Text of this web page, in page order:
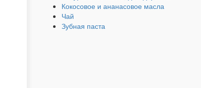
Кокосовое и ананасовое масла
Чай
Зубная паста